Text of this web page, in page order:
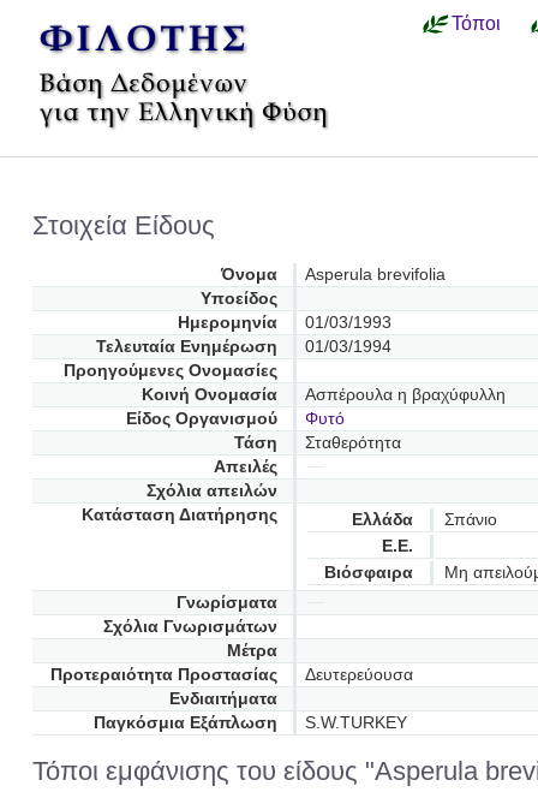
Τόποι
Στοιχεία Είδους
Όνομα
Asperula brevifolia
Υποείδος
Ημερομηνία
01/03/1993
Τελευταία Ενημέρωση
01/03/1994
Προηγούμενες Oνομασίες
Κοινή Ονομασία
Ασπέρουλα η βραχύφυλλη
Είδος Οργανισμού
Φυτό
Τάση
Σταθερότητα
Απειλές
Σχόλια απειλών
Κατάσταση Διατήρησης
Ελλάδα
Σπάνιο
Ε.Ε.
Βιόσφαιρα
Μη
Γνωρίσματα
Σχόλια Γνωρισμάτων
Μέτρα
Προτεραιότητα Προστασίας
Δευτερεύουσα
Ενδιαιτήματα
Παγκόσμια Εξάπλωση
S.W.TURKEY
Τόποι εμφάνισης του είδους "Asperula